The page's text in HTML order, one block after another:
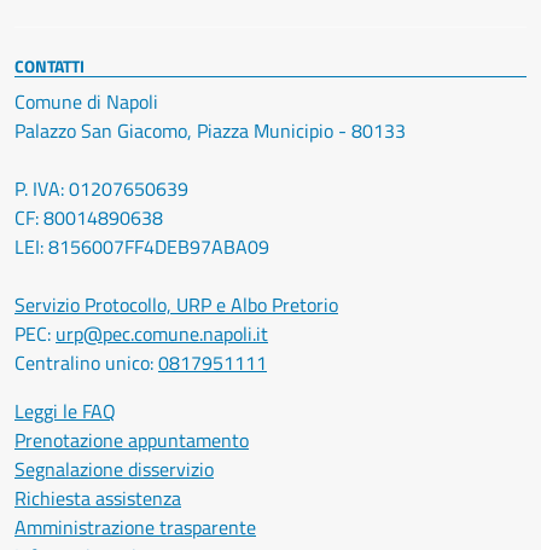
CONTATTI
Comune di Napoli
Palazzo San Giacomo, Piazza Municipio - 80133
P. IVA: 01207650639
CF: 80014890638
LEI: 8156007FF4DEB97ABA09
Servizio Protocollo, URP e Albo Pretorio
PEC: urp@pec.comune.napoli.it
Centralino unico:0817951111
Leggi le FAQ
Prenotazione appuntamento
Segnalazione disservizio
Richiesta assistenza
Amministrazione trasparente